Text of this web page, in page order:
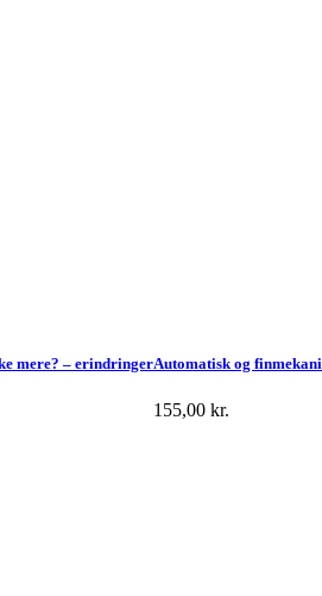
Automatisk og
155,00 kr.
mere? – erindringer